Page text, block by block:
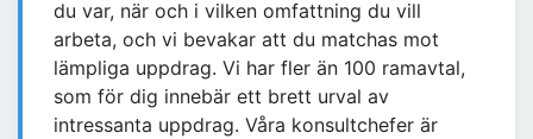
du var, när och i vilken omfattning du vill
arbeta, och vi bevakar att du matchas mot
lämpliga uppdrag. Vi har fler än 100 ramavtal,
som för dig innebär ett brett urval av
intressanta uppdrag. Våra konsultchefer är